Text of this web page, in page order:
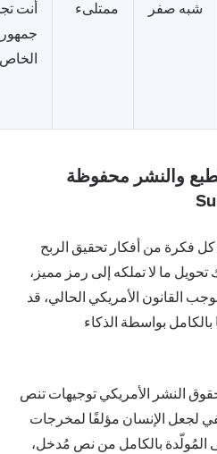
ممتلىء
أنت تجلب
جمهورك
محفوظة
من أفكار تحقيق الربح
لا تملكه إلى رمز مميز،
الأمريكي الحالي، قد
بواسطة الذكاء
الأمريكي توجيهاتتنص
مؤلفًا لمخرجات
بالكامل من نص مُدخل،